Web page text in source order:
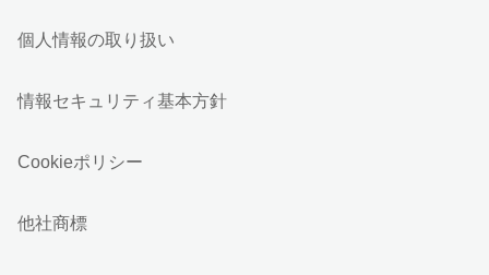
個人情報の取り扱い
情報セキュリティ基本方針
Cookieポリシー
他社商標